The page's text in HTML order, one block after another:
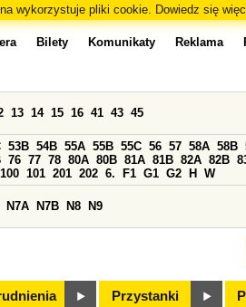
wykorzystuje pliki cookie. Dowiedz się
Bilety Komunikaty Reklama
13 14 15 16 41 43 45
53B 54B 55A 55B 55C 56 57 58A 58B
76 77 78 80A 80B 81A 81B 82A 82B
100 101 201 202 6. F1 G1 G2 H W
N7A N7B N8 N9
Przystanki